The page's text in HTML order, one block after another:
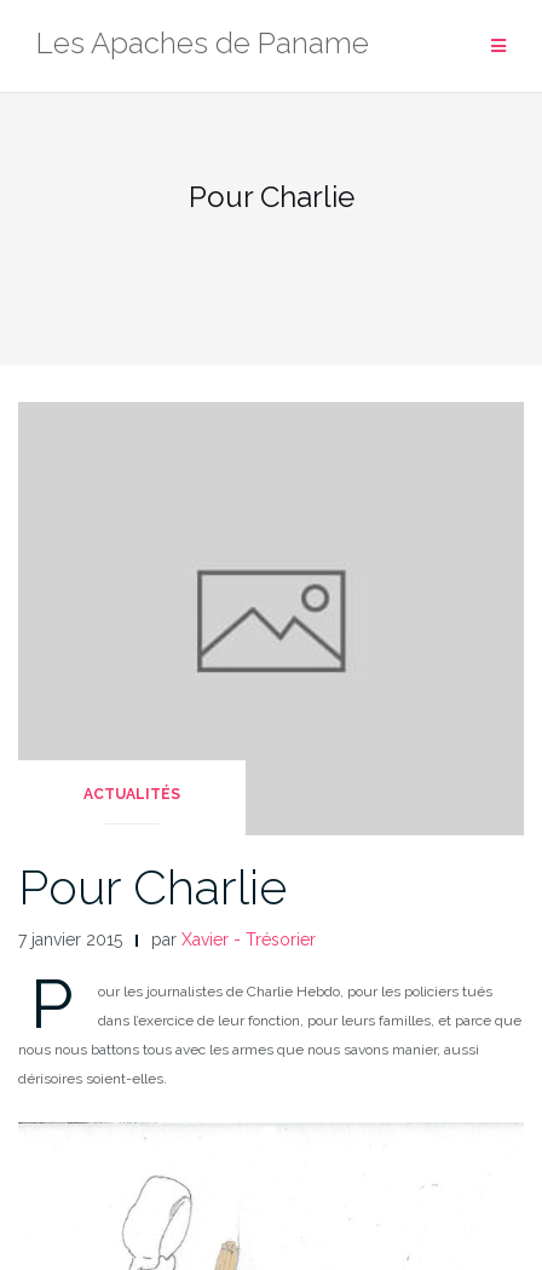
Les Apaches de Paname
Pour Charlie
ACTUALITÉS
Pour Charlie
7 janvier 2015 par Xavier - Trésorier
P
our les journalistes de Charlie Hebdo, pour les policiers tués
dans l’exercice de leur fonction, pour leurs familles, et parce que
nous nous battons tous avec les armes que nous savons manier, aussi
dérisoires soient-elles.